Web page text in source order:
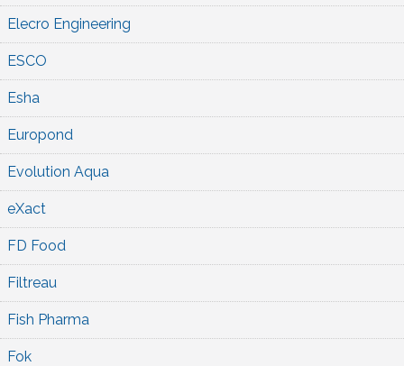
Elecro Engineering
ESCO
Esha
Europond
Evolution Aqua
eXact
FD Food
Filtreau
Fish Pharma
Fok